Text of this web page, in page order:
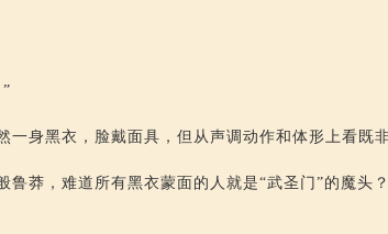
身黑衣，脸戴面具，但从声调动作和体形上看既
鲁莽，难道所有黑衣蒙面的人就是“武圣门”的魔头